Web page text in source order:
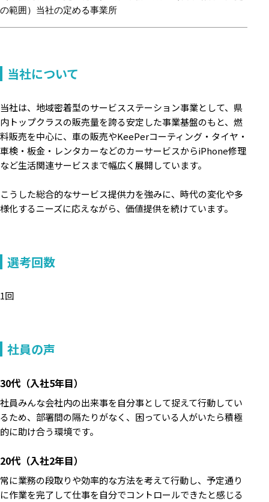
の範囲）当社の定める事業所
当社について
当社は、地域密着型のサービスステーション事業として、県
内トップクラスの販売量を誇る安定した事業基盤のもと、燃
料販売を中心に、車の販売やKeePerコーティング・タイヤ・
車検・板金・レンタカーなどのカーサービスからiPhone修理
など生活関連サービスまで幅広く展開しています。
こうした総合的なサービス提供力を強みに、時代の変化や多
様化するニーズに応えながら、価値提供を続けています。
選考回数
1回
社員の声
30代（入社5年目）
社員みんな会社内の出来事を自分事として捉えて行動してい
るため、部署間の隔たりがなく、困っている人がいたら積極
的に助け合う環境です。
20代（入社2年目）
常に業務の段取りや効率的な方法を考えて行動し、予定通り
に作業を完了して仕事を自分でコントロールできたと感じる